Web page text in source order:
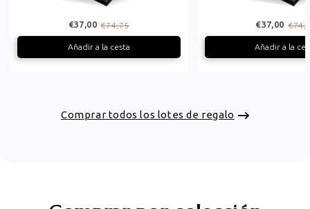
€37,00 €74,75
Añadir a la cesta
€37,00
Añadir a la
Comprar todos los lotes de regalo